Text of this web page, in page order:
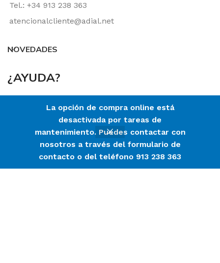
La opción de compra online está
desactivada por tareas de
mantenimiento. Puedes contactar con
nosotros a través del formulario de
contacto o del teléfono 913 238 363
Tel.: +34 913 238 363
atencionalcliente@adial.net
NOVEDADES
¿AYUDA?
Envíos y Devoluciones
LINKS DE INTERÉS
Lista de deseos
CompararMi cuenta
0
Carrito